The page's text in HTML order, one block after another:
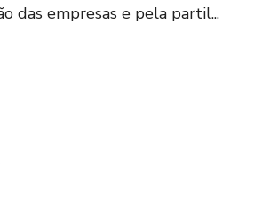
das empresas e pela partil...